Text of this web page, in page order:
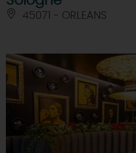
45071 - ORLEANS